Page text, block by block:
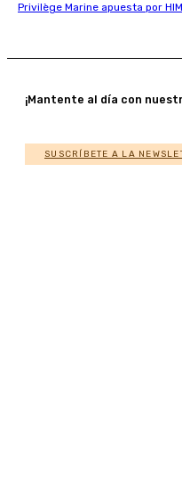
Privilège Marine apuesta por
¡Mantente al día con
SUSCRÍBETE A LA